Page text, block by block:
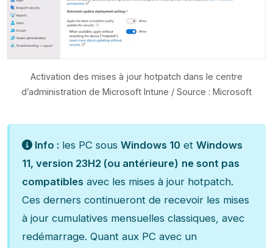
Activation des mises à jour hotpatch dans le centre
d’administration de Microsoft Intune / Source : Microsoft
Info : les PC sous Windows 10 et Windows
11, version 23H2 (ou antérieure) ne sont pas
compatibles avec les mises à jour hotpatch.
Ces derners continueront de recevoir les mises
à jour cumulatives mensuelles classiques, avec
redémarrage. Quant aux PC avec un